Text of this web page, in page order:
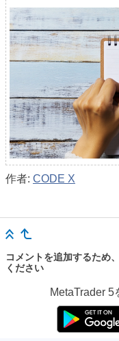
作者: CODE X
コメントを追加するため、
ください
MetaTrader 5